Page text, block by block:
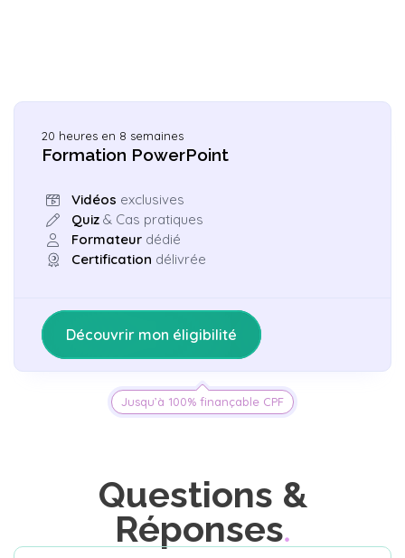
20 heures en 8 semaines
Formation PowerPoint
Vidéos exclusives
Quiz & Cas pratiques
Formateur dédié
Certification délivrée
Découvrir mon éligibilité
Jusqu’à 100% finançable CPF
Questions &
Réponses
Jusqu’à 100% finançable CPF